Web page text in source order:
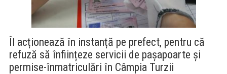
Îl acționează în instanță pe prefect, pentru că
refuză să înființeze servicii de pașapoarte și
permise-înmatriculări în Câmpia Turzii